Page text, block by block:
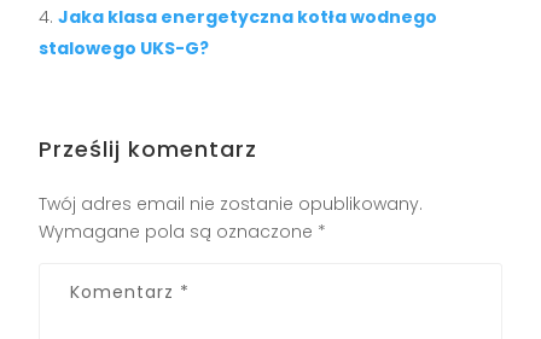
Jaka klasa energetyczna kotła wodnego
stalowego UKS-G?
Prześlij komentarz
Twój adres email nie zostanie opublikowany.
Wymagane pola są oznaczone *